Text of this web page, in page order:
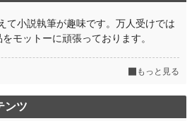
て小説執筆が趣味です。万人受けでは
モットーに頑張っております。
もっと見る
ンツ